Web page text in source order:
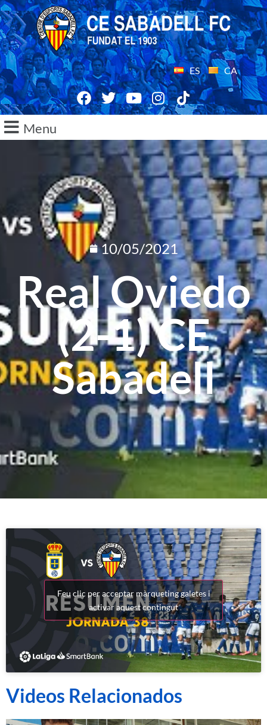
ES CA
Menu
10/05/2021
Real Oviedo
(2-1) CE
Sabadell
Feu clic per acceptar màrqueting galetes i
activar aquest contingut
Videos Relacionados